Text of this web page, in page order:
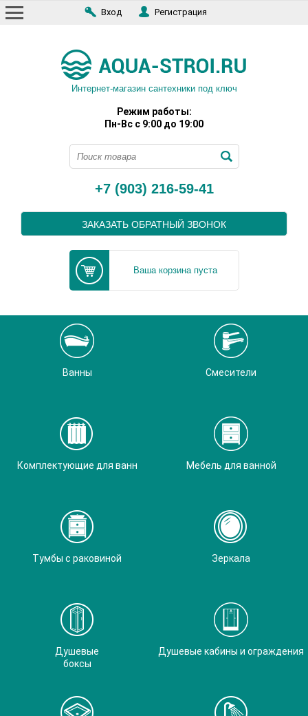
Вход Регистрация
Интернет-магазин сантехники под ключ
Режим работы:
Пн-Вс с 9:00 до 19:00
+7 (903) 216-59-41
ЗАКАЗАТЬ ОБРАТНЫЙ ЗВОНОК
Ваша корзина пуста
Ванны Смесители
Комплектующие для ванн Мебель для ванной
Тумбы с раковиной Зеркала
Душевые
боксы
Душевые кабины и ограждения